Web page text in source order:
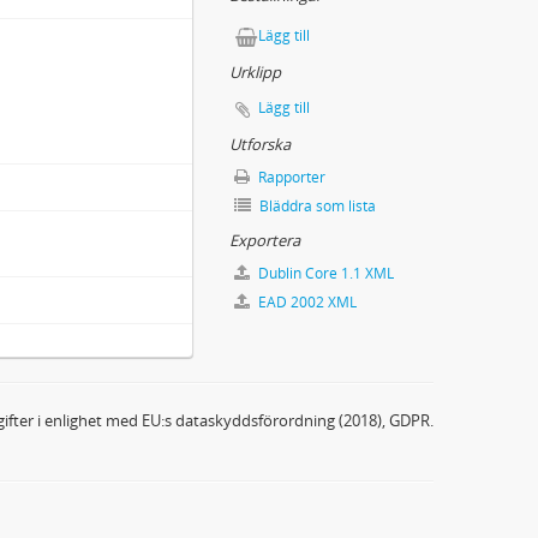
Graf
Afhandling om Aspö Runsten
Lägg till
Urklipp
Lägg till
Utforska
Rapporter
Bläddra som lista
Exportera
Dublin Core 1.1 XML
EAD 2002 XML
i enlighet med EU:s dataskyddsförordning (2018), GDPR.